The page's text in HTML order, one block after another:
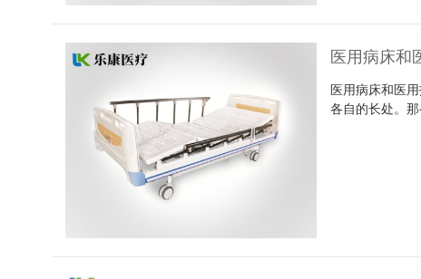
医用病床和
医用病床和医
各自的长处。